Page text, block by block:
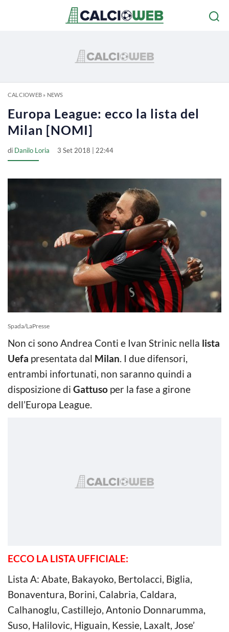
CALCIOWEB» NEWS
Europa League: ecco la lista del
Milan [NOMI]
di Danilo Loria 3 Set 2018 | 22:44
Spada/LaPresse
Non ci sono Andrea Conti e Ivan Strinic nella lista
Uefa presentata dal Milan. I due difensori,
entrambi infortunati, non saranno quindi a
disposizione di Gattuso per la fase a girone
dell’Europa League.
ECCO LA LISTA UFFICIALE:
Lista A: Abate, Bakayoko, Bertolacci, Biglia,
Bonaventura, Borini, Calabria, Caldara,
Calhanoglu, Castillejo, Antonio Donnarumma,
Suso, Halilovic, Higuain, Kessie, Laxalt, Jose’